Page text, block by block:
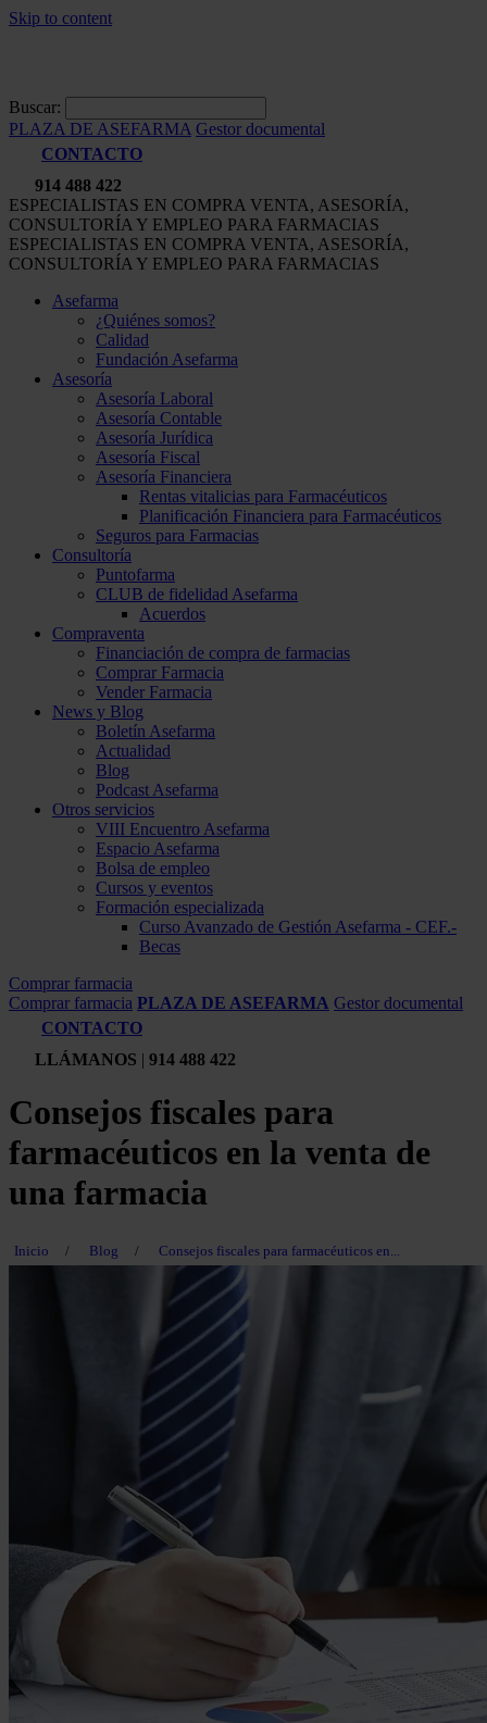
Skip to content
Buscar:
PLAZA DE ASEFARMA Gestor documental
CONTACTO
914 488 422
ESPECIALISTAS EN COMPRA VENTA, ASESORÍA,
CONSULTORÍA Y EMPLEO PARA FARMACIAS
ESPECIALISTAS EN COMPRA VENTA, ASESORÍA,
CONSULTORÍA Y EMPLEO PARA FARMACIAS
Asefarma
¿Quiénes somos?
Calidad
Fundación Asefarma
Asesoría
Asesoría Laboral
Asesoría Contable
Asesoría Jurídica
Asesoría Fiscal
Asesoría Financiera
Rentas vitalicias para Farmacéuticos
Planificación Financiera para Farmacéuticos
Seguros para Farmacias
Consultoría
Puntofarma
CLUB de fidelidad Asefarma
Acuerdos
Compraventa
Financiación de compra de farmacias
Comprar Farmacia
Vender Farmacia
News y Blog
Boletín Asefarma
Actualidad
Blog
Podcast Asefarma
Otros servicios
VIII Encuentro Asefarma
Espacio Asefarma
Bolsa de empleo
Cursos y eventos
Formación especializada
Curso Avanzado de Gestión Asefarma - CEF.-
Becas
Comprar farmacia
Comprar farmacia PLAZA DE ASEFARMA Gestor documental
CONTACTO
LLÁMANOS | 914 488 422
Consejos fiscales para
farmacéuticos en la venta de
una farmacia
Inicio / Blog / Consejos fiscales para farmacéuticos en...